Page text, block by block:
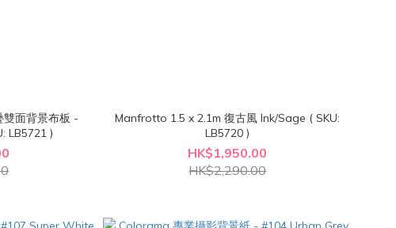
面背景布板 -
LB5721 )
Manfrotto 1.5 x 2.1m 復古風 Ink/Sage ( SKU:
LB5720 )
HK$1,950.00
HK$2,290.00